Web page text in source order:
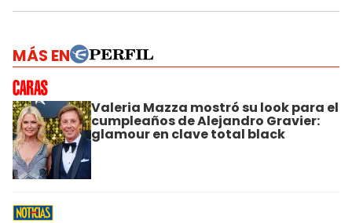
MÁS EN
Valeria Mazza mostró su look para el
cumpleaños de Alejandro Gravier:
glamour en clave total black